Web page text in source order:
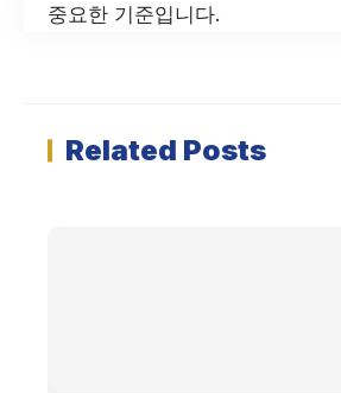
중요한 기준입니다.
Related Posts